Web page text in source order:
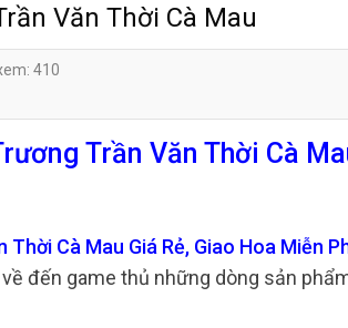
Văn Thời Cà Mau
410
Trần Văn Thời Cà
Cà Mau Giá Rẻ, Giao Hoa Miễn
đến game thủ những dòng sản